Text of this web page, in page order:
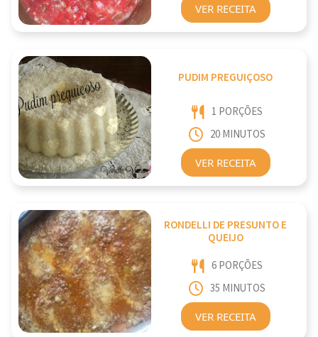
VER RECEITA
PUDIM PREGUIÇOSO
1 PORÇÕES
20 MINUTOS
VER RECEITA
RONDELLI DE PRESUNTO E
QUEIJO
6 PORÇÕES
35 MINUTOS
VER RECEITA